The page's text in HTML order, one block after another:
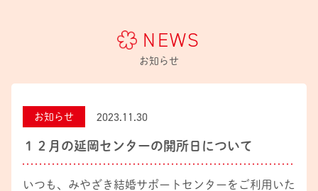
NEWS
お知らせ
お知らせ 2023.11.30
１２月の延岡センターの開所日について
いつも、みやざき結婚サポートセンターをご利用いた